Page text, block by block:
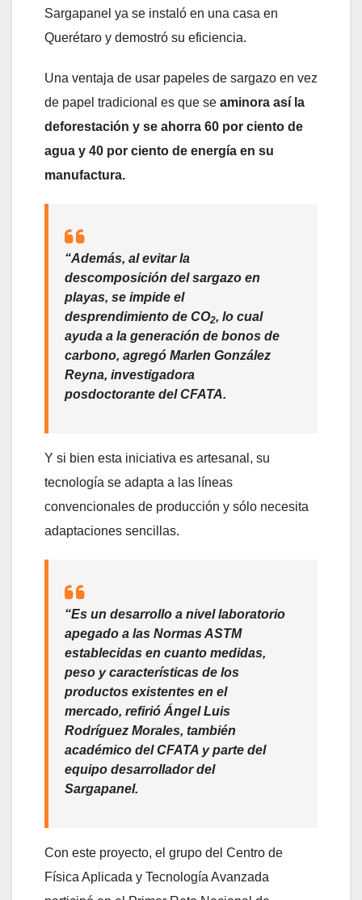
Sargapanel ya se instaló en una casa en
Querétaro y demostró su eficiencia.
Una ventaja de usar papeles de sargazo en vez
de papel tradicional es que se aminora así la
deforestación y se ahorra 60 por ciento de
agua y 40 por ciento de energía en su
manufactura.
“Además, al evitar la
descomposición del sargazo en
playas, se impide el
desprendimiento de CO2, lo cual
ayuda a la generación de bonos de
carbono, agregó Marlen González
Reyna, investigadora
posdoctorante del CFATA.
Y si bien esta iniciativa es artesanal, su
tecnología se adapta a las líneas
convencionales de producción y sólo necesita
adaptaciones sencillas.
“Es un desarrollo a nivel laboratorio
apegado a las Normas ASTM
establecidas en cuanto medidas,
peso y características de los
productos existentes en el
mercado, refirió Ángel Luis
Rodríguez Morales, también
académico del CFATA y parte del
equipo desarrollador del
Sargapanel.
Con este proyecto, el grupo del Centro de
Física Aplicada y Tecnología Avanzada